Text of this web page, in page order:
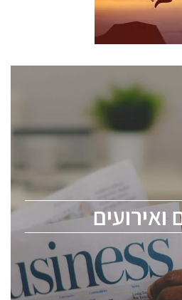
ואירועים
ואירועים
הסמיקונדקטור כולל מהנדסים,
ChipEx2026 will be held on
conference is intended for
semiconductor industry,
professional experts, and